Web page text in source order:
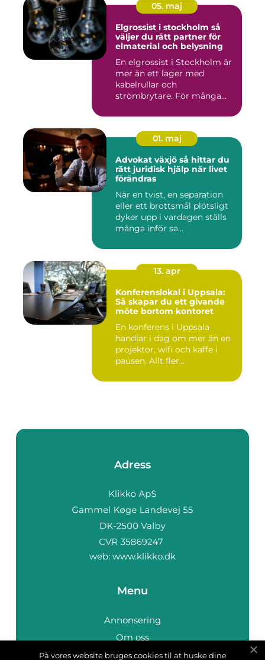
05. maj
Elgrossist i stockholm så
väljer du rätt partner för
elmaterial och belysning
En elgrossist i Stockholm är
mer än ett lager med
kabelrullar och
strömbrytare. För många
01. maj
Advokat växjö så hittar du
rätt juridisk hjälp när livet
förändras
När en tvist, en separation
eller ett brottsmål plötsligt
dyker upp i vardagen ställs
många inför sa...
13. apr
Konferenslokal i Uppsala:
Så skapar du ett givande
möte bortom kontoret
En konferens i Uppsala
handlar i dag om mer än en
projektor, wifi och kaffe i
pausen. Allt fler...
Adress
web: www.klikko.dk
Menu
Annonsering
Om oss
Cookies
På vores website bruges cookies til at huske dine